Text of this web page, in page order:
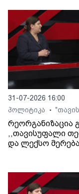
31-07-2026 16:00
პოლიტიკა
•
რეორგანიზაცია
,,თავისუფალი
და ლექსო